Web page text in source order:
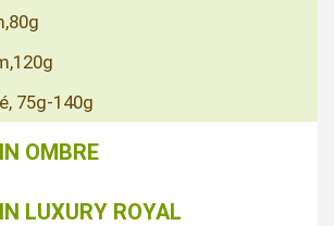
75g-140g
OMBRE
LUXURY ROYAL